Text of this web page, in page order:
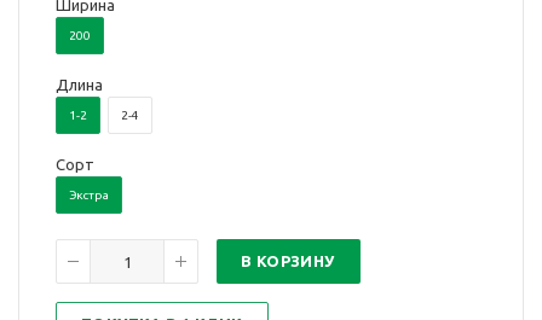
Ширина
200
Длина
1-2 2-4
Сорт
Экстра
В КОРЗИНУ